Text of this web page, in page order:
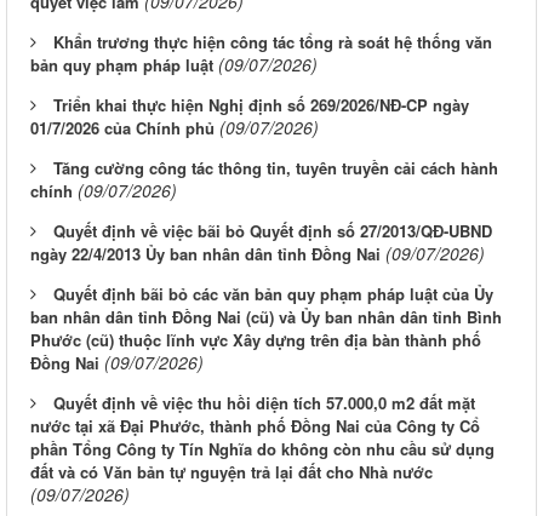
Khẩn trương thực hiện công tác tổng rà soát hệ thống văn
bản quy phạm pháp luật (09/07/2026)
Triển khai thực hiện Nghị định số 269/2026/NĐ-CP ngày
01/7/2026 của Chính phủ (09/07/2026)
Tăng cường công tác thông tin, tuyên truyền cải cách hành
chính (09/07/2026)
Quyết định về việc bãi bỏ Quyết định số 27/2013/QĐ-UBND
ngày 22/4/2013 Ủy ban nhân dân tỉnh Đồng Nai (09/07/2026)
Quyết định bãi bỏ các văn bản quy phạm pháp luật của Ủy
ban nhân dân tỉnh Đồng Nai (cũ) và Ủy ban nhân dân tỉnh Bình
Phước (cũ) thuộc lĩnh vực Xây dựng trên địa bàn thành phố
Đồng Nai (09/07/2026)
Quyết định về việc thu hồi diện tích 57.000,0 m2 đất mặt
nước tại xã Đại Phước, thành phố Đồng Nai của Công ty Cổ
phần Tổng Công ty Tín Nghĩa do không còn nhu cầu sử dụng
đất và có Văn bản tự nguyện trả lại đất cho Nhà nước
(09/07/2026)